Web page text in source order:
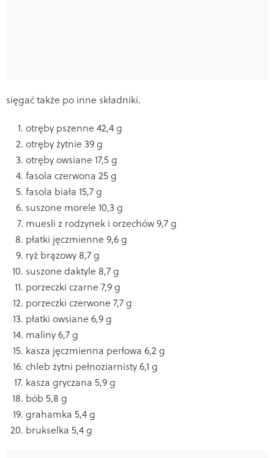
sięgać także po inne składniki.
otręby pszenne 42,4 g
otręby żytnie 39 g
otręby owsiane 17,5 g
fasola czerwona 25 g
fasola biała 15,7 g
suszone morele 10,3 g
muesli z rodzynek i orzechów 9,7 g
płatki jęczmienne 9,6 g
ryż brązowy 8,7 g
suszone daktyle 8,7 g
porzeczki czarne 7,9 g
porzeczki czerwone 7,7 g
płatki owsiane 6,9 g
maliny 6,7 g
kasza jęczmienna perłowa 6,2 g
chleb żytni pełnoziarnisty 6,1 g
kasza gryczana 5,9 g
bób 5,8 g
grahamka 5,4 g
brukselka 5,4 g